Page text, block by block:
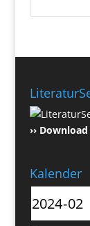
››
Kalender